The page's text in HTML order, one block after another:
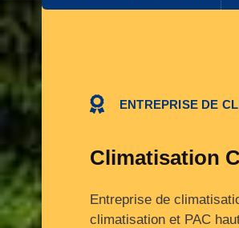
ENTREPRISE DE
Climatisation
Entreprise de
climatisation et PAC